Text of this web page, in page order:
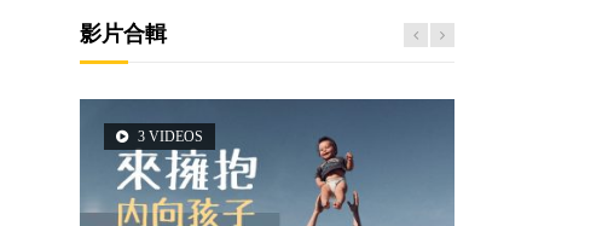
影片合輯
3 VIDEOS
2 VIDEOS
5 VIDEOS
6 VIDEOS
6 VIDEOS